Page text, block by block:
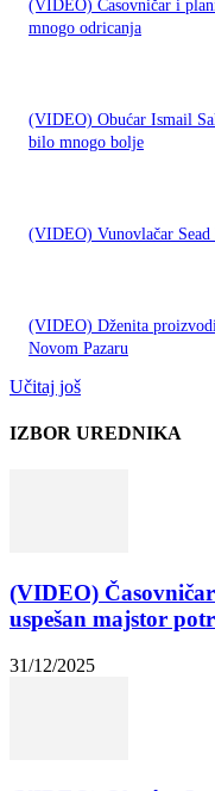
(VIDEO) Časovničar i
mnogo odricanja
(VIDEO) Obućar Ismail
bilo mnogo bolje
(VIDEO) Vunovlačar Sead
(VIDEO) Dženita
Novom Pazaru
Učitaj još
IZBOR UREDNIKA
(VIDEO)
uspešan majstor
31/12/2025